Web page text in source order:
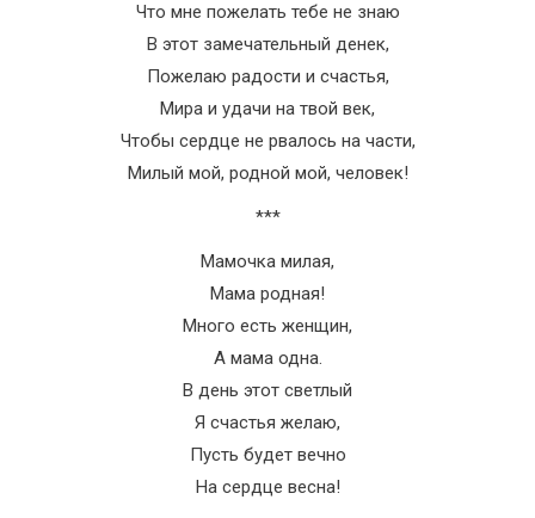
Что мне пожелать тебе не знаю
В этот замечательный денек,
Пожелаю радости и счастья,
Мира и удачи на твой век,
Чтобы сердце не рвалось на части,
Милый мой, родной мой, человек!
***
Мамочка милая,
Мама родная!
Много есть женщин,
А мама одна.
В день этот светлый
Я счастья желаю,
Пусть будет вечно
На сердце весна!